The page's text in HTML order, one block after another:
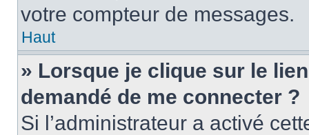
votre compteur de messages.
Haut
» Lorsque je clique sur le
demandé de me connecter ?
Si l’administrateur a activé